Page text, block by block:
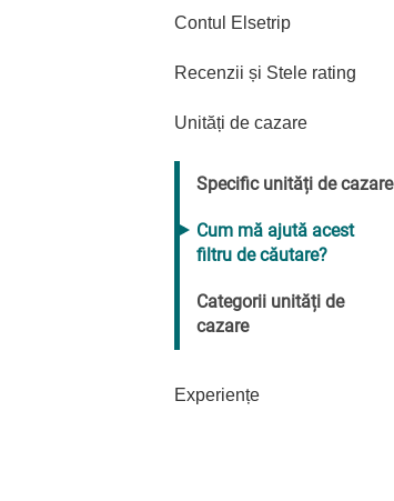
Contul Elsetrip
Recenzii și Stele rating
Unități de cazare
Specific unități de cazare
Cum mă ajută acest
filtru de căutare?
Categorii unități de
cazare
Experiențe